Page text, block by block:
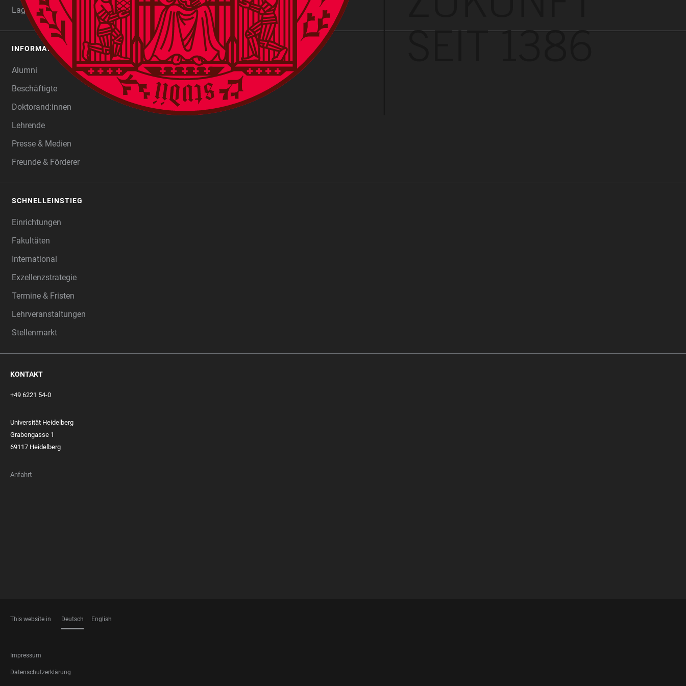
Lagekarten
INFORMATIONEN FÜR
Alumni
Beschäftigte
Doktorand:innen
Lehrende
Presse & Medien
Freunde & Förderer
SCHNELLEINSTIEG
Einrichtungen
Fakultäten
International
Exzellenzstrategie
Termine & Fristen
Lehrveranstaltungen
Stellenmarkt
KONTAKT
+49 6221 54-0
Universität Heidelberg
Grabengasse 1
69117 Heidelberg
Anfahrt
This website in Deutsch English
FOOTER
LEGAL
Impressum
Datenschutzerklärung